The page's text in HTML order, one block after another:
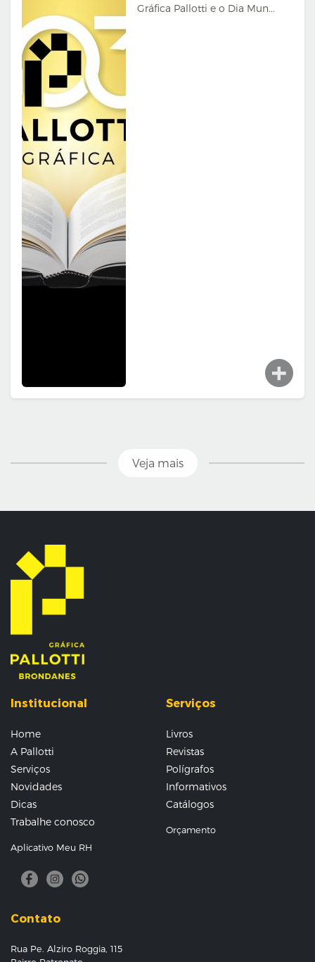
Gráfica Pallotti e o Dia Mun...
Veja mais
Institucional
Home
A Pallotti
Serviços
Novidades
Dicas
Trabalhe conosco
Aplicativo Meu RH
Serviços
Livros
Revistas
Polígrafos
Informativos
Catálogos
Orçamento
Contato
Rua Pe. Alziro Roggia, 115